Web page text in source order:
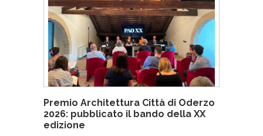
Premio Architettura Città di Oderzo
2026: pubblicato il bando della XX
edizione